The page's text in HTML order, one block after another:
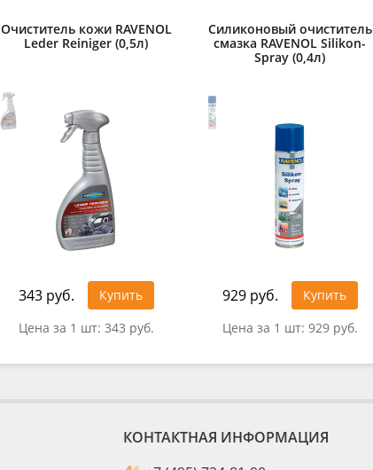
Очиститель кожи RAVENOL
Leder Reiniger (0,5л)
343 руб.
Купить
Цена за 1 шт: 343 руб.
Силиконовый очиститель
смазка RAVENOL Silikon-
Spray (0,4л)
929 руб.
Купить
Цена за 1 шт: 929 руб.
КОНТАКТНАЯ ИНФОРМАЦИЯ